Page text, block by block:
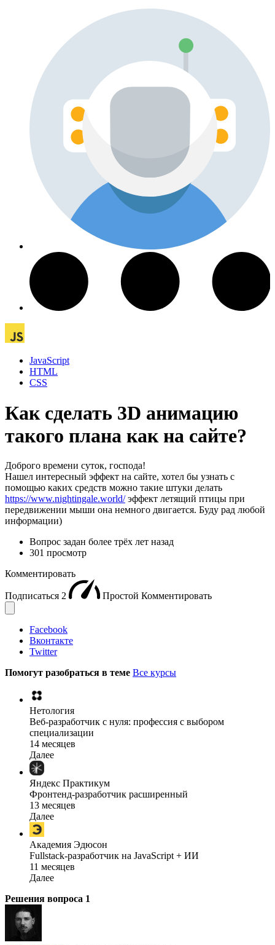
JavaScript
HTML
CSS
Как сделать 3D анимацию
такого плана как на сайте?
Доброго времени суток, господа!
Нашел интересный эффект на сайте, хотел бы узнать с
помощью каких средств можно такие штуки делать
https://www.nightingale.world/эффект летящий птицы при
передвижении мыши она немного двигается. Буду рад любой
информации)
Вопрос задан более трёх лет назад
301 просмотр
Комментировать
Подписаться 2 Простой Комментировать
Facebook
Вконтакте
Twitter
Помогут разобраться в теме Все курсы
Нетология
Веб-разработчик с нуля: профессия с выбором
специализации
14 месяцев
Далее
Яндекс Практикум
Фронтенд-разработчик расширенный
13 месяцев
Далее
Академия Эдюсон
Fullstack-разработчик на JavaScript + ИИ
11 месяцев
Далее
Решения вопроса 1